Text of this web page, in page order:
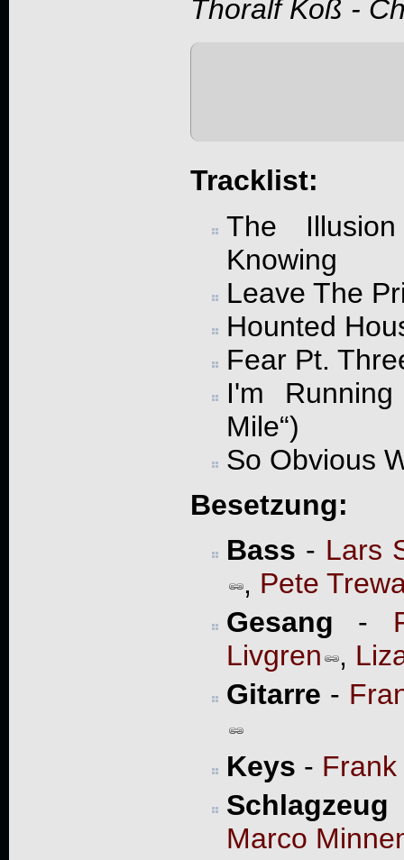
Thoralf Koß -
Tracklist:
The
Knowing
Leave The
Hounted
Fear Pt.
I'm
Mile“)
So Obvious
Besetzung:
Bass - Lars
, Pete
Gesang -
Livgren ,
Gitarre -
Keys - Frank
Schlagzeug
Marco